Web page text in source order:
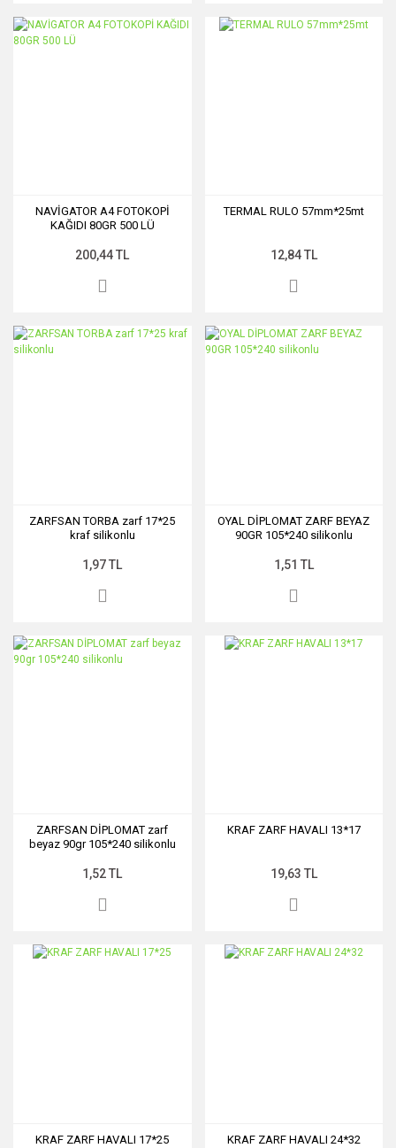
NAVİGATOR A4 FOTOKOPİ
KAĞIDI 80GR 500 LÜ
200,44 TL
TERMAL RULO 57mm*25mt
12,84 TL
ZARFSAN TORBA zarf 17*25
kraf silikonlu
1,97 TL
OYAL DİPLOMAT ZARF BEYAZ
90GR 105*240 silikonlu
1,51 TL
ZARFSAN DİPLOMAT zarf
beyaz 90gr 105*240 silikonlu
1,52 TL
KRAF ZARF HAVALI 13*17
19,63 TL
KRAF ZARF HAVALI 17*25 KRAF ZARF HAVALI 24*32